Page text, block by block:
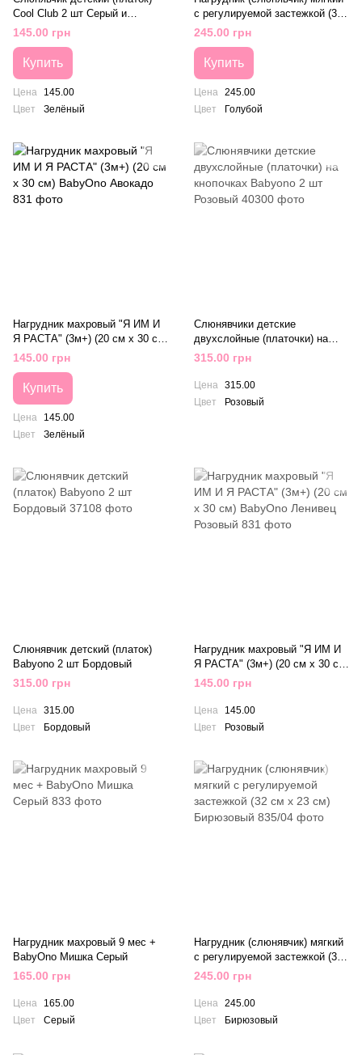
Cool Club 2 шт Серый и
Зеленый
145.00 грн
Купить
Цена
145.00
Цвет
Зелёный
с регулируемой застежкой (32
см x 23 см) Голубой
245.00 грн
Купить
Цена 245.00
Цвет
Голубой
Нагрудник махровый "Я ИМ И
Я РАСТА" (3м+) (20 см x 30 см)
BabyOno Авокадо
145.00 грн
Купить
Цена
145.00
Цвет
Зелёный
Слюнявчики детские
двухслойные (платочки) на
кнопочках Babyono 2 шт
315.00 грн
Цена 315.00
Цвет
Розовый
Слюнявчик детский (платок)
Babyono 2 шт Бордовый
315.00 грн
Цена 315.00
Цвет
Бордовый
Нагрудник махровый "Я ИМ И
Я РАСТА" (3м+) (20 см x 30 см)
BabyOno Ленивец Розовый
145.00 грн
Цена
145.00
Цвет
Розовый
Нагрудник махровый 9 мес +
BabyOno Мишка Серый
165.00 грн
Цена
165.00
Цвет
Серый
Нагрудник (слюнявчик) мягкий
с регулируемой застежкой (32
см x 23 см) Бирюзовый
245.00 грн
Цена 245.00
Цвет
Бирюзовый